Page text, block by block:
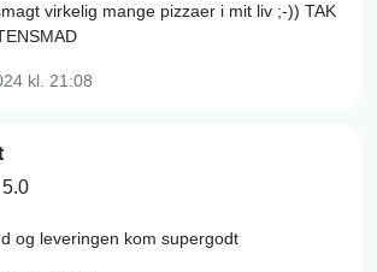
virkelig mange pizzaer i mit liv ;-)) TAK
kl. 21:08
5.0
og leveringen kom supergodt